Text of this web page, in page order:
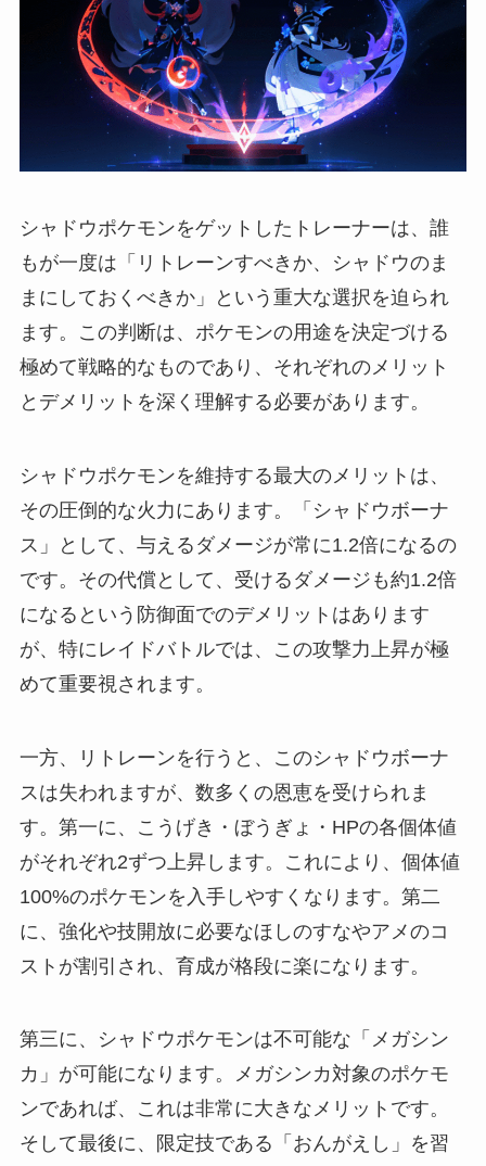
シャドウポケモンをゲットしたトレーナーは、誰
もが一度は「リトレーンすべきか、シャドウのま
まにしておくべきか」という重大な選択を迫られ
ます。この判断は、ポケモンの用途を決定づける
極めて戦略的なものであり、それぞれのメリット
とデメリットを深く理解する必要があります。
シャドウポケモンを維持する最大のメリットは、
その圧倒的な火力にあります。「シャドウボーナ
ス」として、与えるダメージが常に1.2倍になるの
です。その代償として、受けるダメージも約1.2倍
になるという防御面でのデメリットはあります
が、特にレイドバトルでは、この攻撃力上昇が極
めて重要視されます。
一方、リトレーンを行うと、このシャドウボーナ
スは失われますが、数多くの恩恵を受けられま
す。第一に、こうげき・ぼうぎょ・HPの各個体値
がそれぞれ2ずつ上昇します。これにより、個体値
100%のポケモンを入手しやすくなります。第二
に、強化や技開放に必要なほしのすなやアメのコ
ストが割引され、育成が格段に楽になります。
第三に、シャドウポケモンは不可能な「メガシン
カ」が可能になります。メガシンカ対象のポケモ
ンであれば、これは非常に大きなメリットです。
そして最後に、限定技である「おんがえし」を習